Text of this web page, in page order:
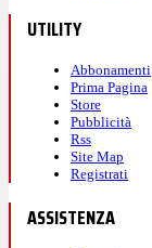
UTILITY
Abbonamenti
Prima Pagina
Store
Pubblicità
Rss
Site Map
Registrati
ASSISTENZA